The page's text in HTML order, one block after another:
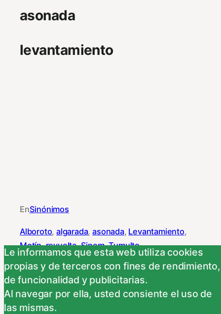
asonada
levantamiento
EnSinónimos
Alboroto, algarada, asonada, Levantamiento
Motín, revuelta, Sinom, Tumulto
NEXT
Le informamos que esta web utiliza cookies
propias y de terceros con fines de rendimiento,
de funcionalidad y publicitarias.
Al navegar por ella, usted consiente el uso de
las mismas.